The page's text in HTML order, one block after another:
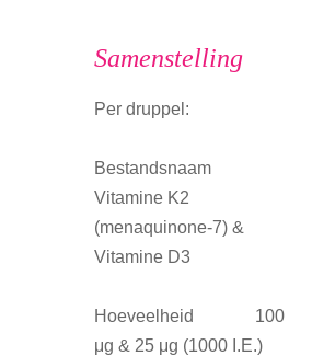
Samenstelling
Per druppel:
Bestandsnaam
Vitamine K2
(menaquinone-7) &
Vitamine D3
Hoeveelheid 100
μg & 25 μg (1000 I.E.)